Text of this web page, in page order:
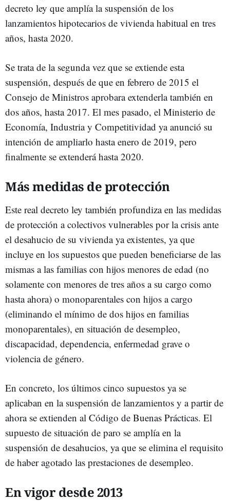
decreto ley que amplía la suspensión de los
lanzamientos hipotecarios de vivienda habitual en tres
años, hasta 2020.
Se trata de la segunda vez que se extiende esta
suspensión, después de que en febrero de 2015 el
Consejo de Ministros aprobara extenderla también en
dos años, hasta 2017. El mes pasado, el Ministerio de
Economía, Industria y Competitividad ya anunció su
intención de ampliarlo hasta enero de 2019, pero
finalmente se extenderá hasta 2020.
Más medidas de protección
Este real decreto ley también profundiza en las medidas
de protección a colectivos vulnerables por la crisis ante
el desahucio de su vivienda ya existentes, ya que
incluye en los supuestos que pueden beneficiarse de las
mismas a las familias con hijos menores de edad (no
solamente con menores de tres años a su cargo como
hasta ahora) o monoparentales con hijos a cargo
(eliminando el mínimo de dos hijos en familias
monoparentales), en situación de desempleo,
discapacidad, dependencia, enfermedad grave o
violencia de género.
En concreto, los últimos cinco supuestos ya se
aplicaban en la suspensión de lanzamientos y a partir de
ahora se extienden al Código de Buenas Prácticas. El
supuesto de situación de paro se amplía en la
suspensión de desahucios, ya que se elimina el requisito
de haber agotado las prestaciones de desempleo.
En vigor desde 2013